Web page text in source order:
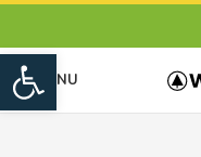
Open toolbar
MENU